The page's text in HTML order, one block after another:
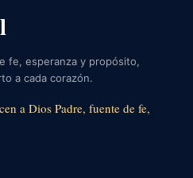
fe, esperanza y propósito,
a cada corazón.
a Dios Padre, fuente de fe,